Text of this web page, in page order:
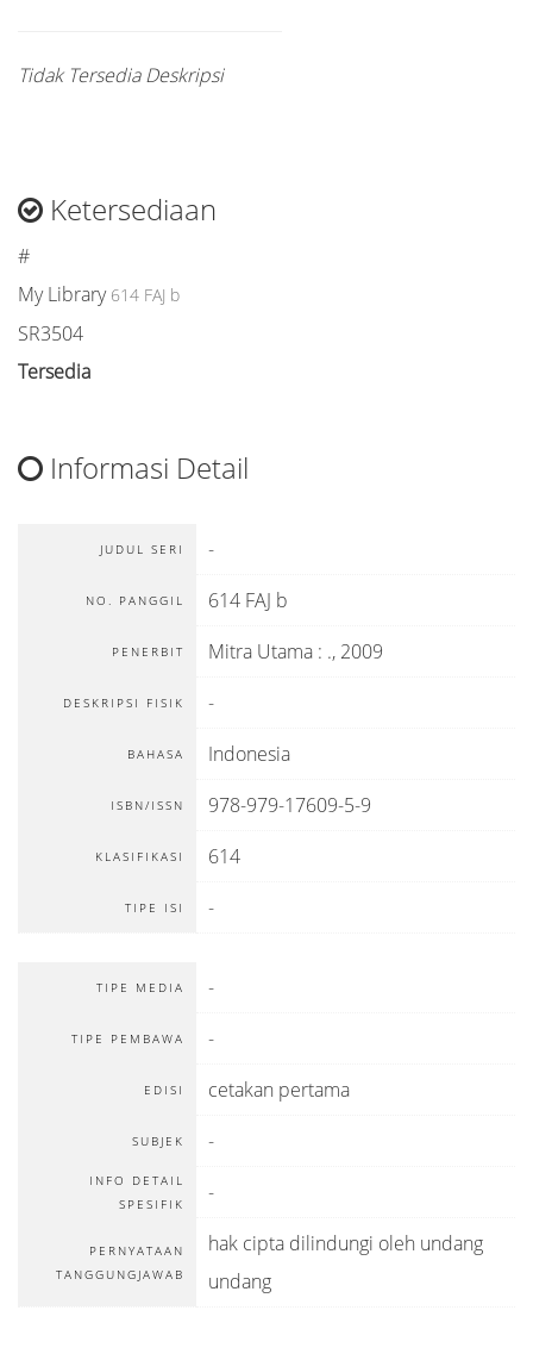
Tidak Tersedia Deskripsi
Ketersediaan
#
My Library 614 FAJ b
SR3504
Tersedia
Informasi Detail
JUDUL SERI -
NO. PANGGIL 614 FAJ b
PENERBIT Mitra Utama : ., 2009
DESKRIPSI FISIK -
BAHASA Indonesia
ISBN/ISSN 978-979-17609-5-9
KLASIFIKASI 614
TIPE ISI -
TIPE MEDIA -
TIPE PEMBAWA -
EDISI cetakan pertama
SUBJEK -
INFO DETAIL
SPESIFIK
-
PERNYATAAN
TANGGUNGJAWAB
hak cipta dilindungi oleh undang
undang